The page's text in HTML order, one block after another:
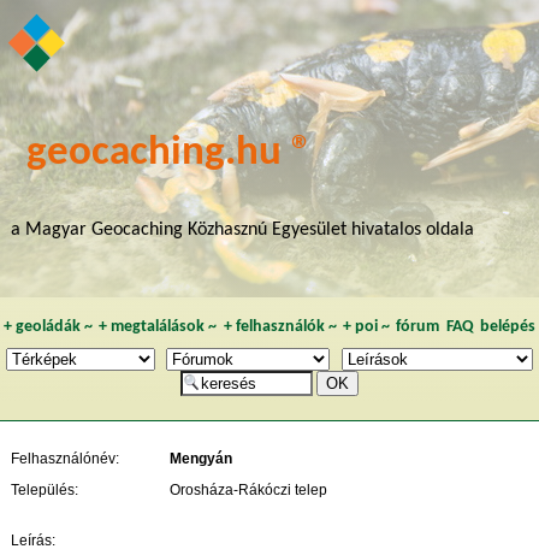
geocaching.hu ®
a Magyar Geocaching Közhasznú Egyesület hivatalos oldala
+ geoládák~ +megtalálások ~ + felhasználók~ + poi~ fórum FAQ belépés
Felhasználónév:
Mengyán
Település:
Orosháza-Rákóczi telep
Leírás: